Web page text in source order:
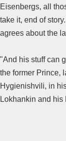
Eisenbergs, all
take it, end of
agrees about the
"And his stuff can
the former Prince,
Hygienishvili, in
Lokhankin and